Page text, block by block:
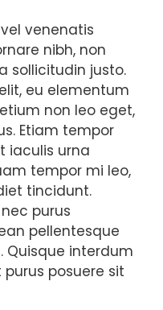
venenatis
nibh, non
sollicitudin justo.
eu elementum
non leo eget,
Etiam tempor
iaculis urna
tempor mi leo,
tincidunt.
purus
pellentesque
Quisque interdum
posuere sit